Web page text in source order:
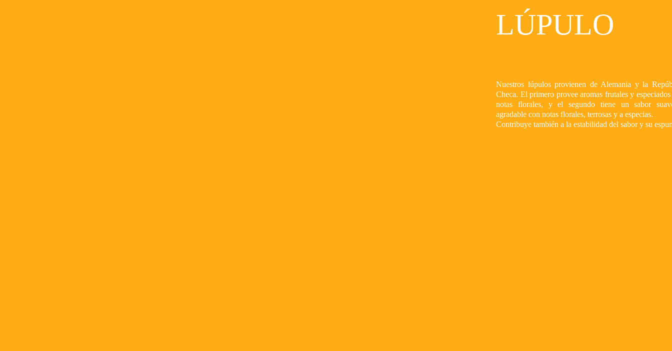
LÚPULO
Nuestros lúpulos provienen de Alemania y la
Checa. El primero provee aromas frutales y
notas florales, y el segundo tiene un sabor
agradable con notas florales, terrosas y a especias.
Contribuye también a la estabilidad del sabor y su